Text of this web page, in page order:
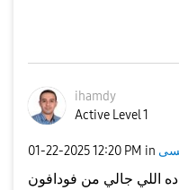
ihamdy
Active Level 1
‎01-22-202512:20 PM in
ده اللي جالي من فودافون